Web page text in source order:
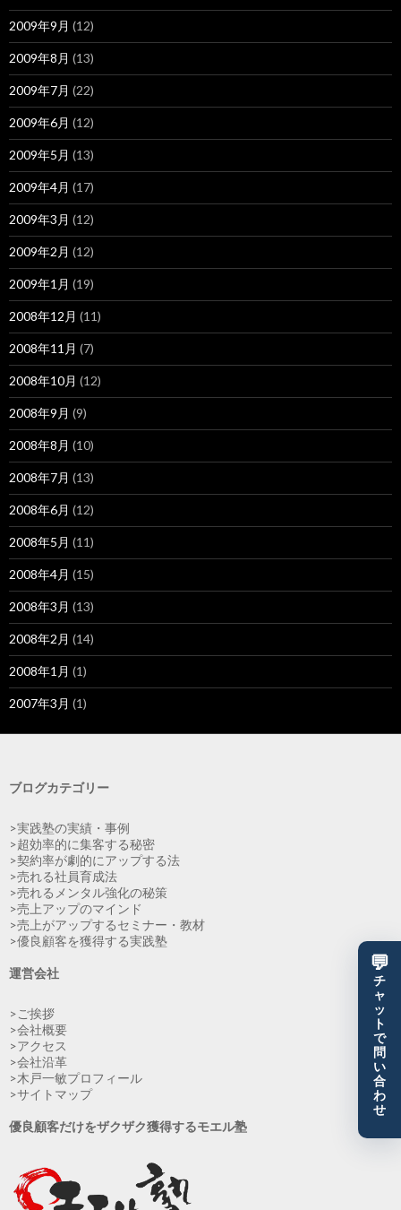
2009年9月 (12)
2009年8月 (13)
2009年7月 (22)
2009年6月 (12)
2009年5月 (13)
2009年4月 (17)
2009年3月 (12)
2009年2月 (12)
2009年1月 (19)
2008年12月 (11)
2008年11月 (7)
2008年10月 (12)
2008年9月 (9)
2008年8月 (10)
2008年7月 (13)
2008年6月 (12)
2008年5月 (11)
2008年4月 (15)
2008年3月 (13)
2008年2月 (14)
2008年1月 (1)
2007年3月 (1)
ブログカテゴリー
>実践塾の実績・事例
>超効率的に集客する秘密
>契約率が劇的にアップする法
>売れる社員育成法
>売れるメンタル強化の秘策
>売上アップのマインド
>売上がアップするセミナー・教材
>優良顧客を獲得する実践塾
運営会社
>ご挨拶
>会社概要
>アクセス
>会社沿革
>木戸一敏プロフィール
>サイトマップ
優良顧客だけをザクザク獲得するモエル塾
💬
チ
ャ
ッ
ト
で
問
い
合
わ
せ